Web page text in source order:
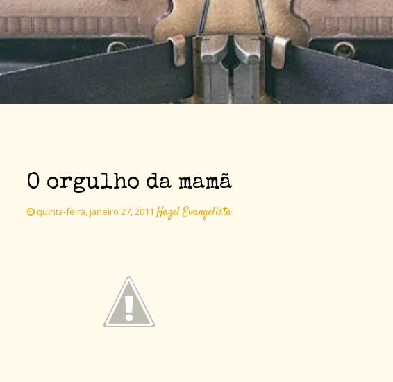
O orgulho da mamã
quinta-feira, janeiro 27, 2011 Hazel Evangelista